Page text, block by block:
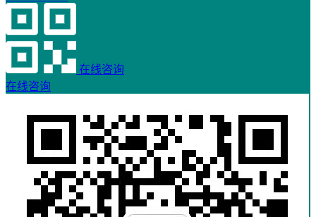
在线咨询
在线咨询